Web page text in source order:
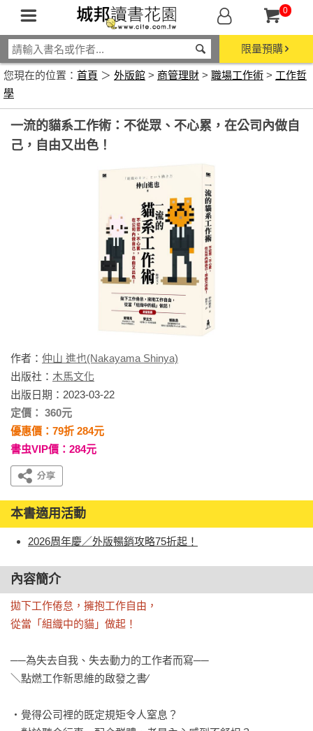
0
限量預購
您現在的位置： 首頁 ＞ 外版館 > 商管理財 > 職場工作術 > 工作哲
學
一流的貓系工作術：不從眾、不心累，在公司內做自
己，自由又出色！
作者： 仲山 進也(Nakayama Shinya)
出版社： 木馬文化
出版日期：2023-03-22
定價： 360元
優惠價：79折 284元
書虫VIP價：284元
本書適用活動
2026周年慶／外版暢銷攻略75折起！
內容簡介
拋下工作倦怠，擁抱工作自由，
從當「組織中的貓」做起！
──為失去自我、失去動力的工作者而寫──
＼點燃工作新思維的啟發之書∕
‧覺得公司裡的既定規矩令人窒息？